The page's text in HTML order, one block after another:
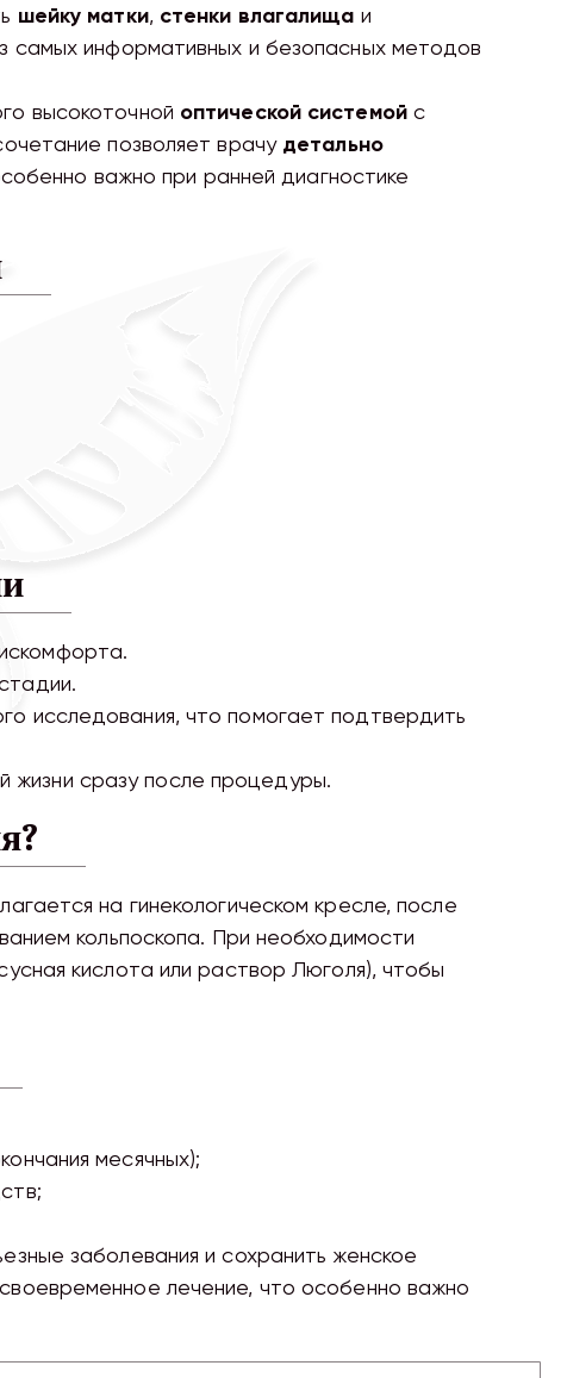
шейку матки, стенки влагалища и
самых информативных и безопасных методов
высокоточной оптической системойс
позволяет врачу детально
важно при ранней диагностике
исследования, что помогает подтвердить
жизни сразу после процедуры.
на гинекологическом кресле, после
кольпоскопа. При необходимости
кислота или раствор Люголя), чтобы
месячных);
заболевания и сохранить женское
лечение, что особенно важно